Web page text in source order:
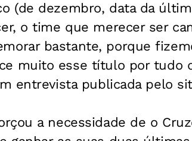
(de dezembro, data da
o time que merecer ser
bastante, porque
muito esse título por tudo
entrevista publicada pelo
a necessidade de o